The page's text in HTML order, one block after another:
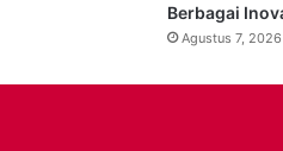
Berbagai
Agustus 7, 2026